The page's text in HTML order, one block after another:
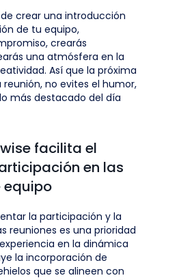
crear una introducción
de tu equipo,
crearás
una atmósfera en la
Así que la próxima
reunión, no evites el humor,
más destacado del día
facilita el
en las
equipo
la participación y la
reuniones es una prioridad
en la dinámica
la incorporación de
que se alineen con